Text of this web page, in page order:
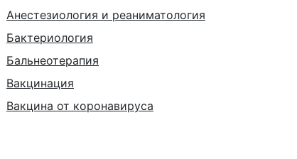
Анестезиология и реаниматология
Бактериология
Бальнеотерапия
Вакцинация
Вакцина от коронавируса